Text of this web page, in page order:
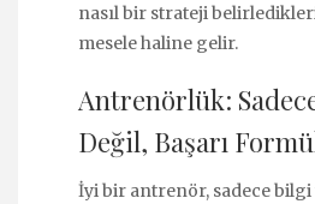
nasıl bir strateji
mesele haline gelir.
Antrenörlük:
Değil, Başarı
İyi bir antrenör, sadece